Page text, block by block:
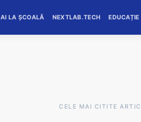
AI LA ȘCOALĂ NEXTLAB.TECH
CELE MAI CITITE